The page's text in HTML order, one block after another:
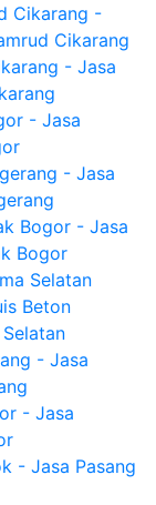
Cikarang -
Cikarang
- Jasa
- Jasa
- Jasa
Bogor - Jasa
Bogor
Selatan
Beton
- Jasa
- Jasa
- Jasa Pasang